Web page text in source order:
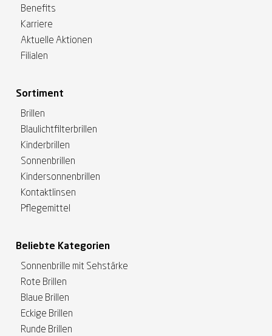
Benefits
Karriere
Aktuelle Aktionen
Filialen
Sortiment
Brillen
Blaulichtfilterbrillen
Kinderbrillen
Sonnenbrillen
Kindersonnenbrillen
Kontaktlinsen
Pflegemittel
Beliebte Kategorien
Sonnenbrille mit Sehstärke
Rote Brillen
Blaue Brillen
Eckige Brillen
Runde Brillen